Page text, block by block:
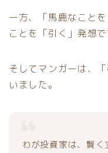
一方、「馬鹿なこと
ことを「引く」発想で
そしてマンガーは、
いました。
わが投資家は、賢